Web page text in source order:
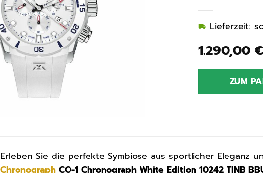
1.290,00 €
Lieferzeit:
ZUM
Erleben Sie die perfekte Symbiose aus sportlicher Eleganz
Chronograph CO-1 Chronograph White Edition 10242 TINB